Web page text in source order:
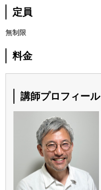
定員
無制限
料金
講師プロフィール